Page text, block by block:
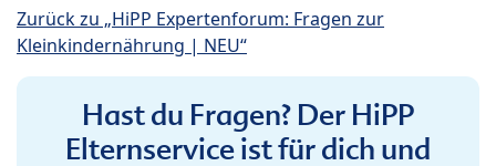
Zurück zu „HiPP Expertenforum: Fragen zur
Kleinkindernährung | NEU“
Hast du Fragen? Der HiPP
Elternservice ist für dich und